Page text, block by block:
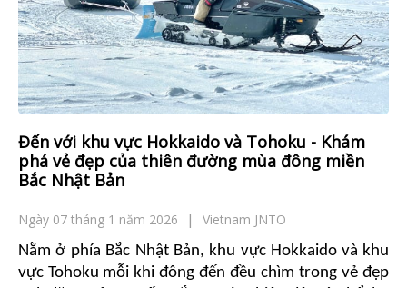
Đến với khu vực Hokkaido và Tohoku - Khám
phá vẻ đẹp của thiên đường mùa đông miền
Bắc Nhật Bản
Ngày 07 tháng 1 năm 2026
Vietnam JNTO
Nằm ở phía Bắc Nhật Bản, khu vực Hokkaido và khu
vực Tohoku mỗi khi đông đến đều chìm trong vẻ đẹp